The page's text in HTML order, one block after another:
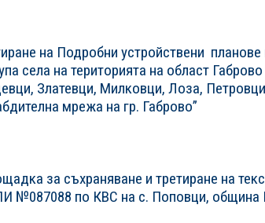
на Подробни устройствени планове
села на територията на област
Златевци, Милковци, Лоза,
мрежа на гр. Габрово”
за съхраняване и третиране на
№087088 по КВС на с. Поповци, община